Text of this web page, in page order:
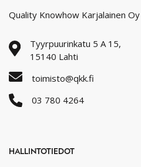
Quality Knowhow Karjalainen Oy
Tyyrpuurinkatu 5 A 15,
15140 Lahti
toimisto@qkk.fi
03 780 4264
HALLINTOTIEDOT